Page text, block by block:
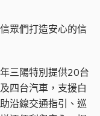
眾們打造安心的信
三陽特別提供20台
四台汽車，支援白
沿線交通指引、巡